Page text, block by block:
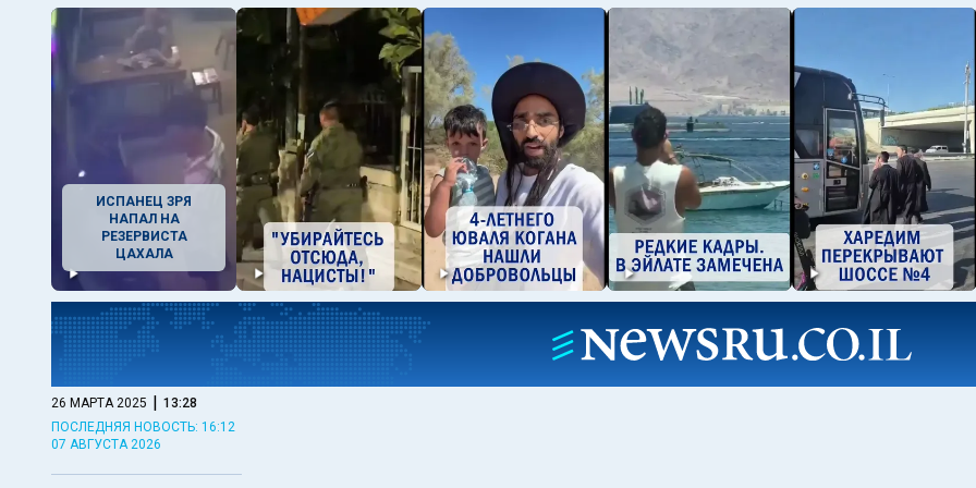
ИСПАНЕЦ ЗРЯ
НАПАЛ НА
РЕЗЕРВИСТА
ЦАХАЛА
26 МАРТА 2025 | 13:28
ПОСЛЕДНЯЯ НОВОСТЬ: 16:12
07 АВГУСТА 2026